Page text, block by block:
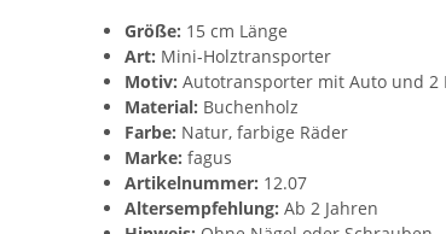
Größe: 15 cm Länge
Art: Mini-Holztransporter
Motiv: Autotransporter mit Auto und 2
Material: Buchenholz
Farbe: Natur, farbige Räder
Marke: fagus
Artikelnummer: 12.07
Altersempfehlung: Ab 2 Jahren